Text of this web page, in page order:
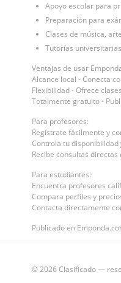
Apoyo escolar para
Preparación para
Clases de música,
Tutorías
Ventajas de usar
Alcance local - Conecta
Flexibilidad - Ofrece
Totalmente gratuito -
Para profesores:
Regístrate fácilmente y
Controla tu
Recibe consultas
Para estudiantes:
Encuentra profesores
Compara perfiles y
Contacta directamente
Publicado en
© 2026 Clasificado —